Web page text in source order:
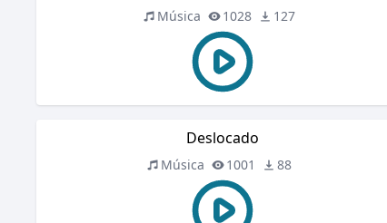
Música 1028 127
Deslocado
Música 1001 88